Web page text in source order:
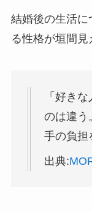
結婚後の生活に
る性格が垣間見
「好き
のは違う
手の負担
出典: